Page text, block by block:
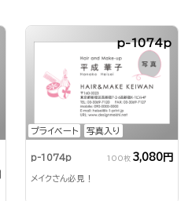
プライベート 写真入り
p-1074p
p-1074p 100枚 3,080円
メイクさん必見！